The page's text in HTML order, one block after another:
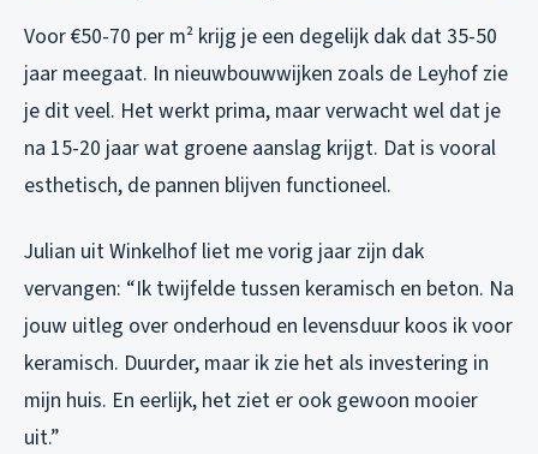
Voor €50-70 per m² krijg je een degelijk dak dat 35-50
jaar meegaat. In nieuwbouwwijken zoals de Leyhof zie
je dit veel. Het werkt prima, maar verwacht wel dat je
na 15-20 jaar wat groene aanslag krijgt. Dat is vooral
esthetisch, de pannen blijven functioneel.
Julian uit Winkelhof liet me vorig jaar zijn dak
vervangen: “Ik twijfelde tussen keramisch en beton. Na
jouw uitleg over onderhoud en levensduur koos ik voor
keramisch. Duurder, maar ik zie het als investering in
mijn huis. En eerlijk, het ziet er ook gewoon mooier
uit.”